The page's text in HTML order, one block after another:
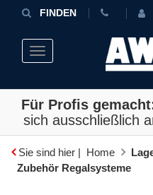
FINDEN
Toggle navigation
Für Profis
sich ausschließlich
Sie sind hier | Home
Zubehör Regalsysteme